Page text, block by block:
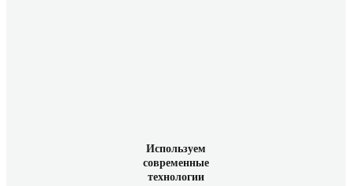
Используем
современные
технологии